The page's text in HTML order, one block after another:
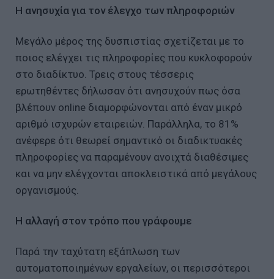
Η ανησυχία για τον έλεγχο των πληροφοριών
Μεγάλο μέρος της δυσπιστίας σχετίζεται με το
ποιος ελέγχει τις πληροφορίες που κυκλοφορούν
στο διαδίκτυο. Τρεις στους τέσσερις
ερωτηθέντες δήλωσαν ότι ανησυχούν πως όσα
βλέπουν online διαμορφώνονται από έναν μικρό
αριθμό ισχυρών εταιρειών. Παράλληλα, το 81%
ανέφερε ότι θεωρεί σημαντικό οι διαδικτυακές
πληροφορίες να παραμένουν ανοιχτά διαθέσιμες
και να μην ελέγχονται αποκλειστικά από μεγάλους
οργανισμούς.
Η αλλαγή στον τρόπο που γράφουμε
Παρά την ταχύτατη εξάπλωση των
αυτοματοποιημένων εργαλείων, οι περισσότεροι